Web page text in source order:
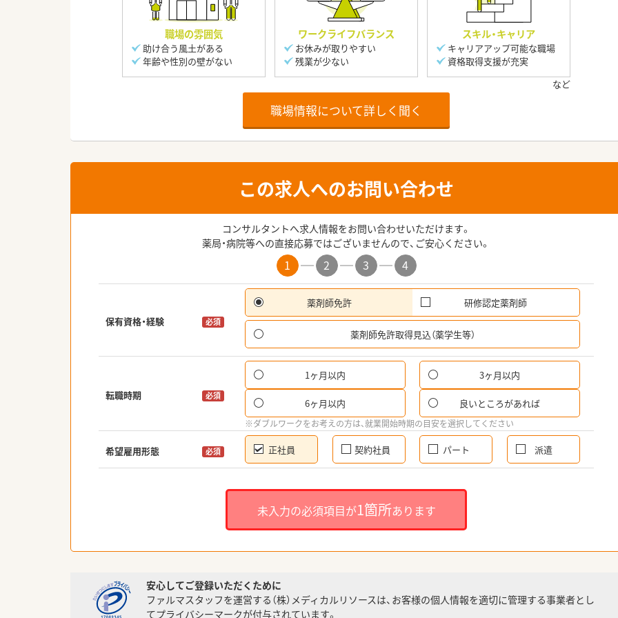
職場の雰囲気
助け合う風土がある
年齢や性別の壁がない
ワークライフバランス
お休みが取りやすい
残業が少ない
スキル・キャリア
キャリアアップ可能な職場
資格取得支援が充実
職場情報について詳しく聞く
この求人へのお問い合わせ
コンサルタントへ求人情報をお問い合わせいただけます。
薬局・病院等への直接応募ではございませんので、ご安心ください。
1 2 3 4
保有資格・経験 必須
薬剤師免許 研修認定薬剤師
薬剤師免許取得見込（薬学生等）
転職時期 必須
1ヶ月以内 3ヶ月以内
6ヶ月以内 良いところがあれば
※ダブルワークをお考えの方は、就業開始時期の目安を選択してください
希望雇用形態 必須 正社員 契約社員 パート 派遣
未入力の必須項目が1箇所あります
安心してご登録いただくために
ファルマスタッフを運営する（株）メディカルリソースは、お客様の個人情報を適切に管理する事業者とし
てプライバシーマークが付与されています。